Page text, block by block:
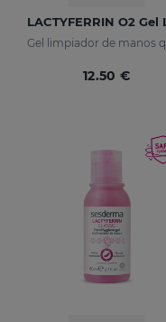
12.50 €